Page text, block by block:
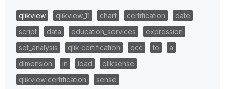
qlikview qlikview_11 chart certification
date
script
data education_services
expression
set_analysis
qlik certification qcc to
a
dimension
in load
qliksense
qlikview certification
sense